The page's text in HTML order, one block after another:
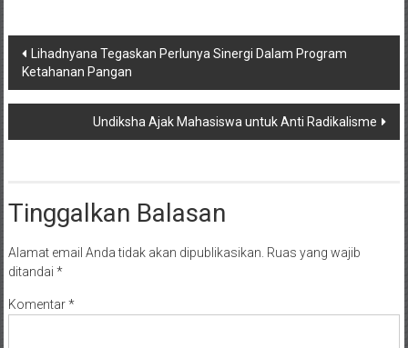
Navigasi
pos
Lihadnyana Tegaskan Perlunya Sinergi Dalam Program
Ketahanan Pangan
Undiksha Ajak Mahasiswa untuk Anti Radikalisme
Tinggalkan Balasan
Alamat email Anda tidak akan dipublikasikan. Ruas yang wajib
ditandai *
Komentar*